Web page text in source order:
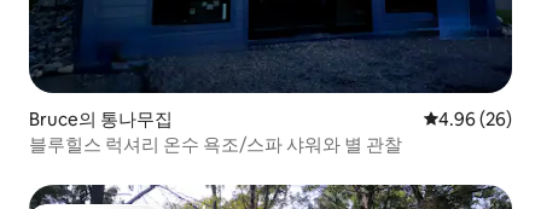
Bruce의 통나무집 평점 4.96점(5
4.96 (26)
블루힐스 럭셔리 온수 욕조/스파 샤워와 별 관찰